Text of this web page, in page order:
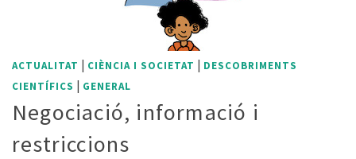
ACTUALITAT | CIÈNCIA I SOCIETAT | DESCOBRIMENTS
CIENTÍFICS | GENERAL
Negociació, informació i
restriccions